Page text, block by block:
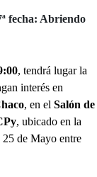
fecha: Abriendo
, tendrá lugar la
interés en
, en el Salón de
, ubicado en la
25 de Mayo entre